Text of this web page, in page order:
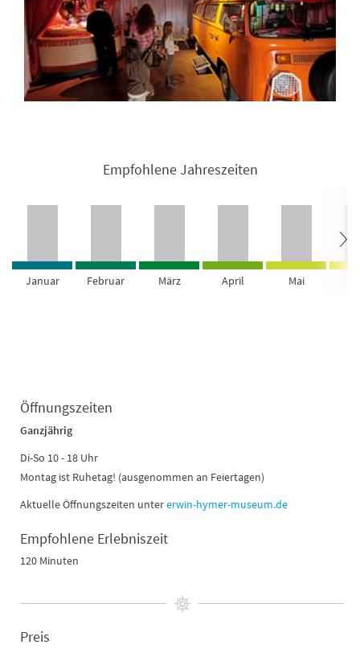
Empfohlene Jahreszeiten
Januar Februar März April Mai
Öffnungszeiten
Ganzjährig
Di-So 10 - 18 Uhr
Montag ist Ruhetag! (ausgenommen an Feiertagen)
Aktuelle Öffnungszeiten untererwin-hymer-museum.de
Empfohlene Erlebniszeit
120 Minuten
Preis